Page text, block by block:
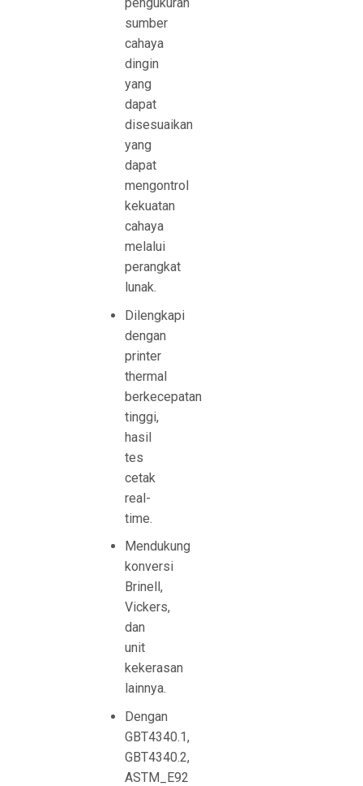
sumber
cahaya
dingin
yang
dapat
disesuaikan
yang
dapat
mengontrol
kekuatan
cahaya
melalui
perangkat
lunak.
Dilengkapi
dengan
printer
thermal
berkecepatan
tinggi,
hasil
tes
cetak
real-
time.
Mendukung
konversi
Brinell,
Vickers,
dan
unit
kekerasan
lainnya.
Dengan
GBT4340.1,
GBT4340.2,
ASTM_E92